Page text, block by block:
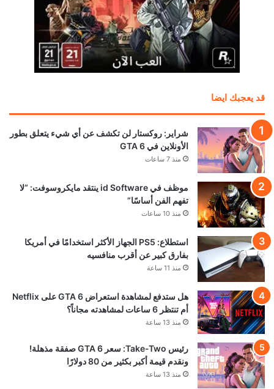
قد يعجبك ايضا
شراير: روكستار لن تكشف عن أي شيء يتعلق بطور
الأونلاين في GTA 6
منذ 7 ساعات
موظف في id Software ينتقد مايكروسوفت: “لا
تفهم الفن أساسًا”
منذ 10 ساعات
استطلاع: PS5 الجهاز الأكثر استخدامًا في أمريكا
بفارق كبير عن أقرب منافسيه
منذ 11 ساعة
هل ستدفع لمشاهدة استعراض GTA 6 على Netflix
أم تنتظر 6 ساعات لمشاهدته مجاناً؟
منذ 13 ساعة
رئيس Take-Two: سعر GTA 6 صفقة مذهلة!
ونقدم قيمة أكبر بكثير من 80 دولارًا
منذ 13 ساعة